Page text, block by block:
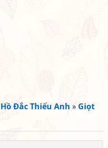
Hồ Đắc Thiếu Anh » Giọt